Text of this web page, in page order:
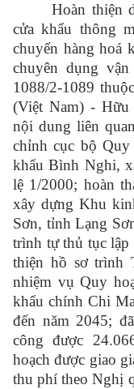
Hoàn thiện
cửa khẩu thông
chuyển hàng hoá
chuyên dụng
1088/2-1089
(Việt Nam) - Hữu
nội dung liên
chỉnh cục bộ
khẩu Bình Nghi,
lệ 1/2000; hoàn
xây dựng Khu
Sơn, tỉnh Lạng
trình tự thủ tục lập
thiện hồ sơ trình
nhiệm vụ Quy
khẩu chính Chi
đến năm 2045;
công được
hoạch được giao
thu phí theo Nghị